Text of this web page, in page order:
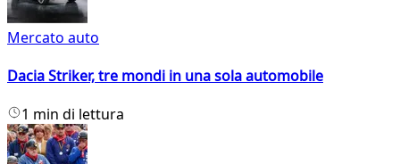
Mercato auto
Dacia Striker, tre mondi in una sola automobile
1 min di lettura